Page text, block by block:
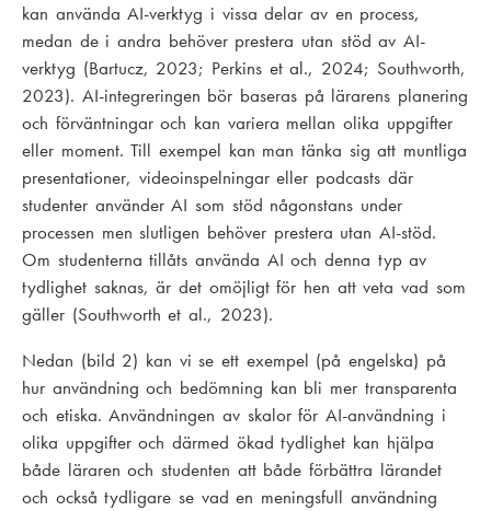
kan använda AI-verktyg i vissa delar av en process,
medan de i andra behöver prestera utan stöd av AI-
verktyg (Bartucz, 2023; Perkins et al., 2024; Southworth,
2023). AI-integreringen bör baseras på lärarens planering
och förväntningar och kan variera mellan olika uppgifter
eller moment. Till exempel kan man tänka sig att muntliga
presentationer, videoinspelningar eller podcasts där
studenter använder AI som stöd någonstans under
processen men slutligen behöver prestera utan AI-stöd.
Om studenterna tillåts använda AI och denna typ av
tydlighet saknas, är det omöjligt för hen att veta vad som
gäller (Southworth et al., 2023).
Nedan (bild 2) kan vi se ett exempel (på engelska) på
hur användning och bedömning kan bli mer transparenta
och etiska. Användningen av skalor för AI-användning i
olika uppgifter och därmed ökad tydlighet kan hjälpa
både läraren och studenten att både förbättra lärandet
och också tydligare se vad en meningsfull användning